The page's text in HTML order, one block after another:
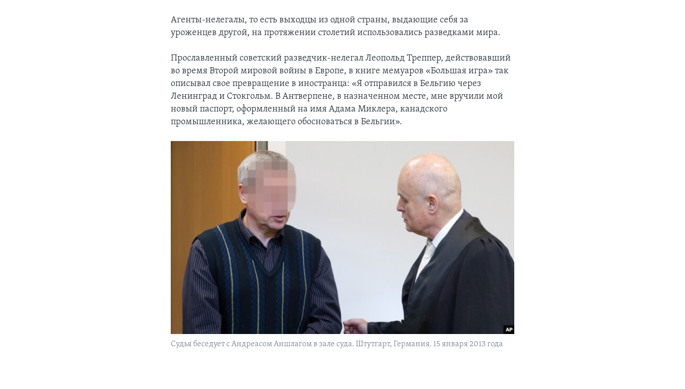
Агенты-нелегалы, то есть выходцы из одной страны, выдающие себя за
уроженцев другой, на протяжении столетий использовались разведками мира.
Прославленный советский разведчик-нелегал Леопольд Треппер, действовавший
во время Второй мировой войны в Европе, в книге мемуаров «Большая игра» так
описывал свое превращение в иностранца: «Я отправился в Бельгию через
Ленинград и Стокгольм. В Антверпене, в назначенном месте, мне вручили мой
новый паспорт, оформленный на имя Адама Миклера, канадского
промышленника, желающего обосноваться в Бельгии».
Судья беседует с Андреасом Аншлагом в зале суда. Штутгарт, Германия. 15 января 2013 года